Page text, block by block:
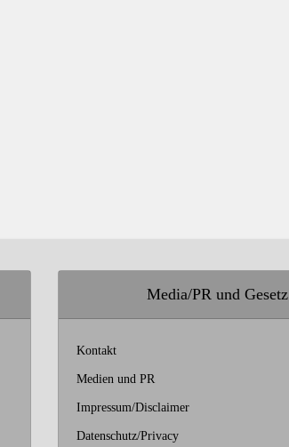
Media/PR und Gesetz
Kontakt
Medien und PR
Impressum/Disclaimer
Datenschutz/Privacy